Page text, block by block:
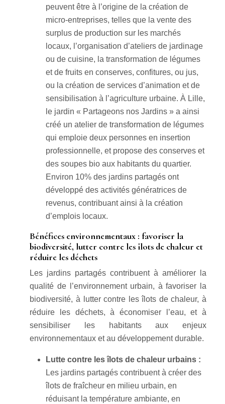
peuvent être à l’origine de la création de
micro-entreprises, telles que la vente des
surplus de production sur les marchés
locaux, l’organisation d’ateliers de jardinage
ou de cuisine, la transformation de légumes
et de fruits en conserves, confitures, ou jus,
ou la création de services d’animation et de
sensibilisation à l’agriculture urbaine. À Lille,
le jardin « Partageons nos Jardins » a ainsi
créé un atelier de transformation de légumes
qui emploie deux personnes en insertion
professionnelle, et propose des conserves et
des soupes bio aux habitants du quartier.
Environ 10% des jardins partagés ont
développé des activités génératrices de
revenus, contribuant ainsi à la création
d’emplois locaux.
Bénéfices environnementaux : favoriser la
biodiversité, lutter contre les îlots de chaleur et
réduire les déchets
Les jardins partagés contribuent à améliorer la
qualité de l’environnement urbain, à favoriser la
biodiversité, à lutter contre les îlots de chaleur, à
réduire les déchets, à économiser l’eau, et à
sensibiliser les habitants aux enjeux
environnementaux et au développement durable.
Lutte contre les îlots de chaleur urbains :
Les jardins partagés contribuent à créer des
îlots de fraîcheur en milieu urbain, en
réduisant la température ambiante, en